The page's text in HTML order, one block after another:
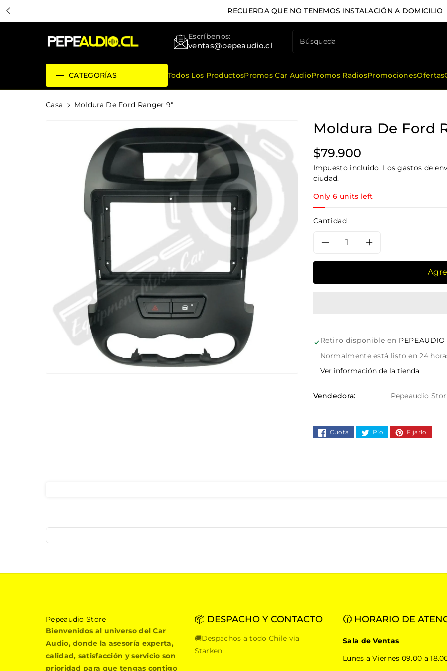
RECUERDA QUE NO TENEMOS INSTALACIÓN A DOMICILIO
Escríbenos:
ventas@pepeaudio.cl Búsqueda
CATEGORÍAS Todos Los ProductosPromos Car AudioPromos RadiosPromocionesOfertas
Casa Moldura De Ford Ranger 9"
Moldura De Ford
Precio
habitual
$79.900
Impuesto incluido. Los gastos de
ciudad.
Only 6 units left
Cantidad
de
Ford
9&quot;
cantidad
de
Ford
9&quot;
Retiro disponible en PEPEAUDIO
Normalmente está listo en 24
Ver información de la tienda
Vendedora: Pepeaudio
Cuota Pío Fijarlo
P
e
p
a
Pepeaudio Store
Bienvenidos al universo del Car
Audio, donde la asesoría experta,
calidad, satisfacción y servicio son
prioridad para que tengas contigo
📦 DESPACHO Y CONTACTO
🚚Despachos a todo Chile vía
Starken.
🕜 HORARIO DE
Sala de Ventas
Lunes a Viernes 09.00 a